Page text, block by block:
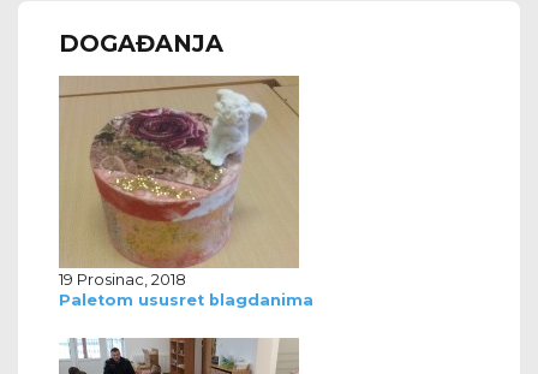
DOGAĐANJA
19 Prosinac, 2018
Paletom ususret blagdanima